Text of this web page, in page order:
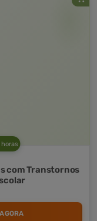
com Transtornos